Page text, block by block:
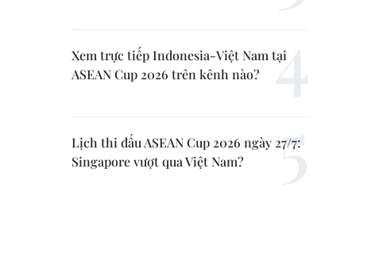
Xem trực tiếp Indonesia-Việt Nam tại
ASEAN Cup 2026 trên kênh nào?
Lịch thi đấu ASEAN Cup 2026 ngày 27/7:
Singapore vượt qua Việt Nam?